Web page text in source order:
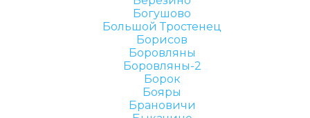
Богушово
Большой Тростенец
Борисов
Боровляны
Боровляны-2
Борок
Бояры
Брановичи